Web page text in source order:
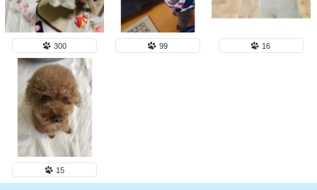
300 99 16
15